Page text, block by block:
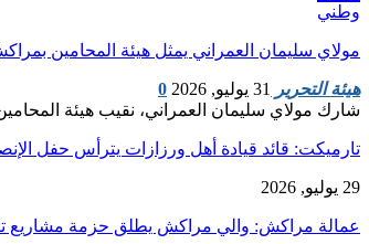
وطني
مولاي سليمان العمراني يمثل هيئة المحامين
هيئة التحرير 31 يوليو, 2026
0
شارك مولاي سليمان العمراني، نقيب هيئة
تارميكت: قائد قيادة أهل ورزازات يترأس حفل
29 يوليو, 2026
عمالة مراكش: والي مراكش يطلق حزمة مشاريع